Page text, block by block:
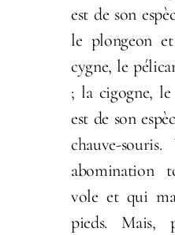
est de son
le plongeon
cygne, le
; la cigogne,
est de son
chauve-
abomination
vole et qui
pieds. Mais,